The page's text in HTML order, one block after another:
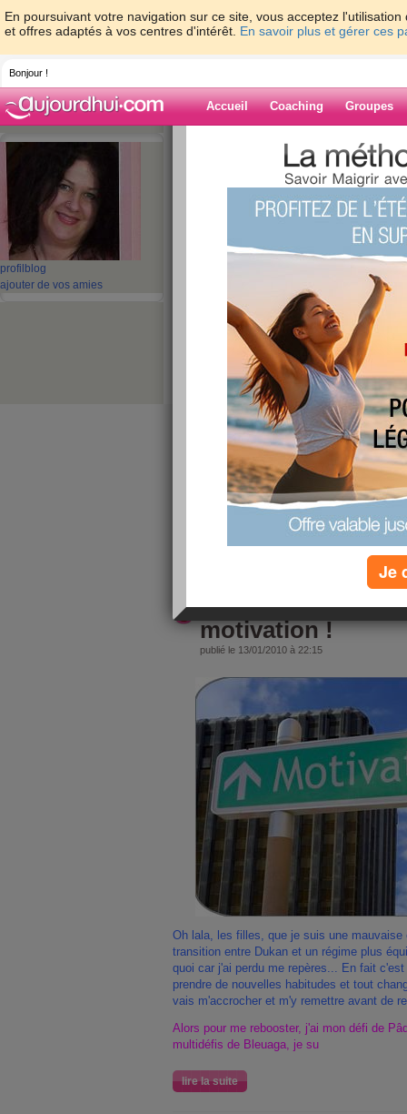
En poursuivant votre navigation sur ce site, vous acceptez
et offres adaptés à vos centres d'intérêt. En savoir plus et gérer ces
Bonjour !
Accueil Coaching Groupes
profil blog
ajouter de vos amies
> Doubidouwah
Blog de
21 - 30 31 - 40 41 - 50 51 -
‹ Préc. 31 32 33 34 35
Tableau défi de
jour... 1er bilan
publié le 15/01/2010 à 13:46
Défi Pâques
Poids
départ
Poids
souhaité
Pâques
63,5
lire la suite
Hum hum hum...
motivation !
publié le 13/01/2010 à 22:15
Oh lala, les filles, que je suis une
transition entre Dukan et un régime plus
quoi car j'ai perdu me repères... En fait
prendre de nouvelles habitudes et tout
vais m'accrocher et m'y remettre avant de
Alors pour me rebooster, j'ai mon défi de
multidéfis de Bleuaga, je su
lire la suite
Je